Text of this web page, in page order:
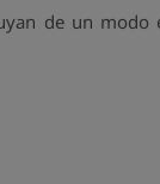
de un